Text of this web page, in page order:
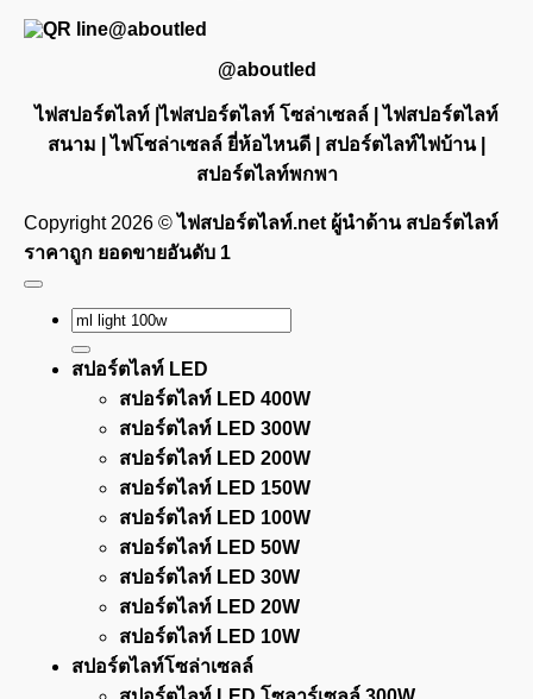
@aboutled
ไฟสปอร์ตไลท์ |ไฟสปอร์ตไลท์ โซล่าเซลล์ | ไฟสปอร์ตไลท์
สนาม | ไฟโซล่าเซลล์ ยี่ห้อไหนดี | สปอร์ตไลท์ไฟบ้าน |
สปอร์ตไลท์พกพา
Copyright 2026 ©ไฟสปอร์ตไลท์.net ผู้นำด้าน สปอร์ตไลท์
ราคาถูก ยอดขายอันดับ 1
Search
for:
สปอร์ตไลท์ LED
สปอร์ตไลท์ LED 400W
สปอร์ตไลท์ LED 300W
สปอร์ตไลท์ LED 200W
สปอร์ตไลท์ LED 150W
สปอร์ตไลท์ LED 100W
สปอร์ตไลท์ LED 50W
สปอร์ตไลท์ LED 30W
สปอร์ตไลท์ LED 20W
สปอร์ตไลท์ LED 10W
สปอร์ตไลท์โซล่าเซลล์